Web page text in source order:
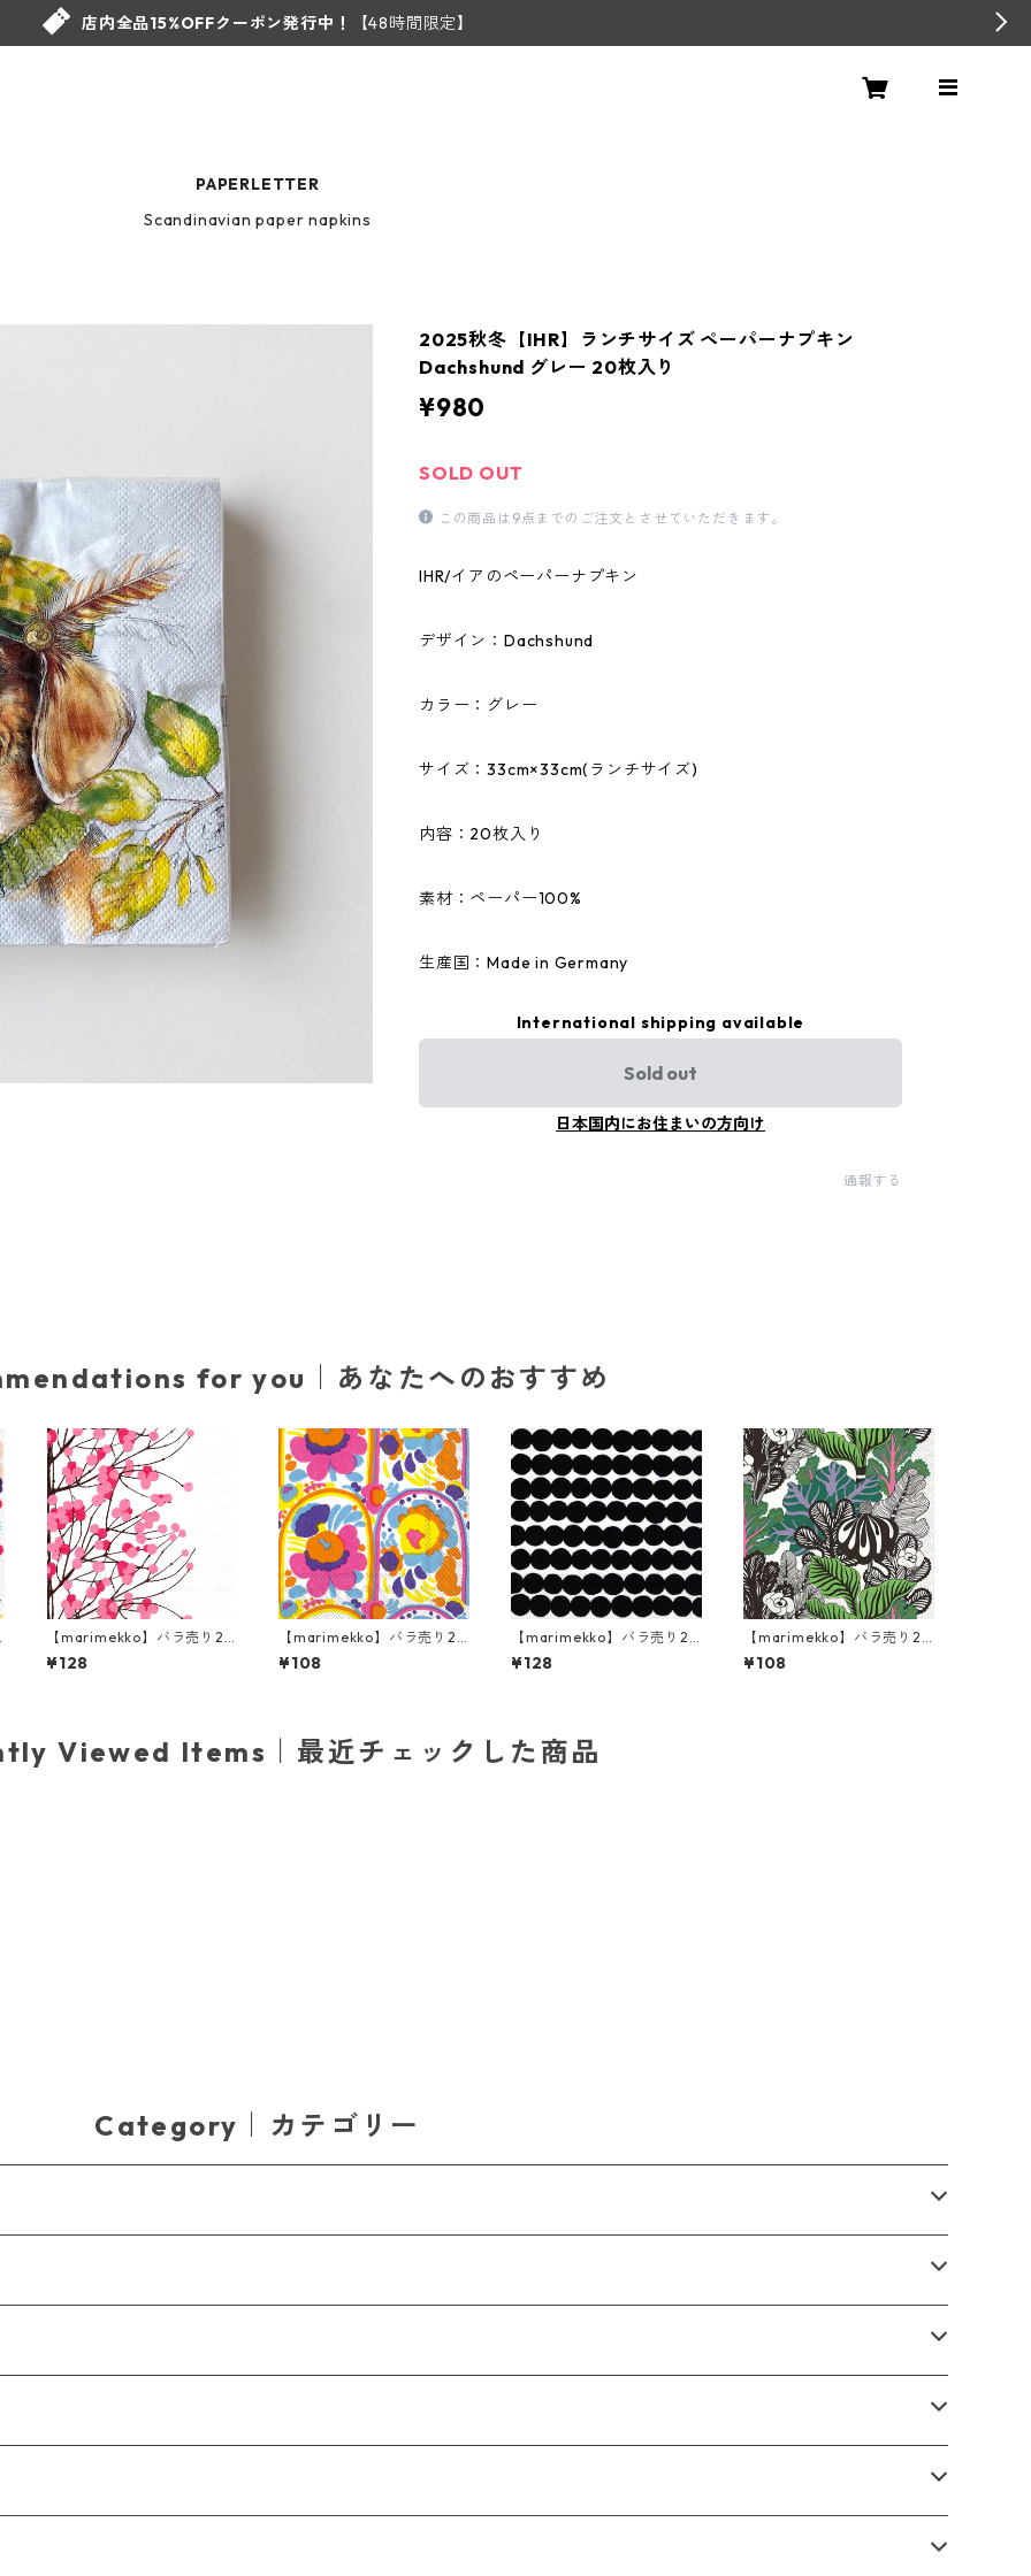
店内全品15%OFFクーポン発行中！ 【48時間限定】
PAPERLETTER
Scandinavian paper napkins
2025秋冬【IHR】ランチサイズ ペーパーナプキン
Dachshund グレー 20枚入り
¥980
SOLD OUT
この商品は9点までのご注文とさせていただきます。
IHR/イアのペーパーナプキン
デザイン：Dachshund
カラー：グレー
サイズ：33cm×33cm(ランチサイズ)
内容：20枚入り
素材：ペーパー100%
生産国：Made in Germany
International shipping available
Sold out
日本国内にお住まいの方向け
通報する
for you｜あなたへのおすすめ
【marimekko】バラ売り2
枚 ランチサイズ ペーパーナ
プキン LUMIMARJA ホワイ
¥128
【marimekko】バラ売り2
枚 カクテルサイズ ペーパー
ナプキン KARUSELLI ホワイ
¥108
【marimekko】バラ売り2
枚 ランチサイズ ペーパーナ
プキン RASYMATTO ブラッ
¥128
【marimekko】バラ売り2
枚 カクテルサイズ ペーパー
ナプキン KAALIMETSÄ グリ
¥108
Viewed Items｜最近チェックした商品
Category｜カテゴリー